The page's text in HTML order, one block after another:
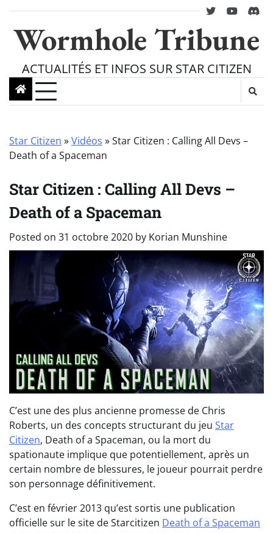
content
twitteryoutube
Wormhole Tribune
ACTUALITÉS ET INFOS SUR STAR CITIZEN
Star Citizen »Vidéos »Star Citizen : Calling All Devs –
Death of a Spaceman
Star Citizen : Calling All Devs –
Death of a Spaceman
Posted on 31 octobre 2020 by Korian Munshine
C’est une des plus ancienne promesse de Chris
Roberts, un des concepts structurant du jeu Star
Citizen, Death of a Spaceman, ou la mort du
spationaute implique que potentiellement, après un
certain nombre de blessures, le joueur pourrait perdre
son personnage définitivement.
C’est en février 2013 qu’est sortis une publication
officielle sur le site de Starcitizen Death of a Spaceman